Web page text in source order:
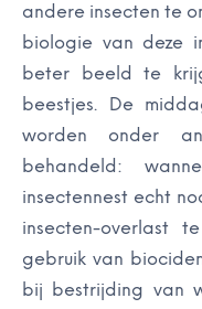
andere insecten te
biologie van deze
beter beeld te
beestjes. De
worden onder
behandeld:
insectennest echt
insecten-overlast
gebruik van
bij bestrijding van